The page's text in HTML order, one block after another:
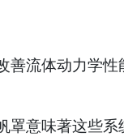
流体动力学
意味著这些